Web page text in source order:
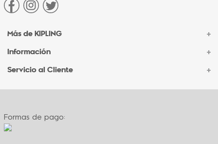
Más de KIPLING +
Acerca de Kipling
Sucursales
Información +
Contacto Corporativo
Formas de pago
Servicio al Cliente +
Contacto
Políticas de cambio
Formas de pago: